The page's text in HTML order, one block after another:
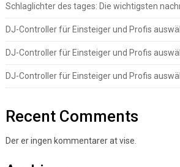
Schlaglichter des tages: Die wichtigsten
DJ-Controller für Einsteiger und Profis
DJ-Controller für Einsteiger und Profis
DJ-Controller für Einsteiger und Profis
Recent Comments
Der er ingen kommentarer at vise.